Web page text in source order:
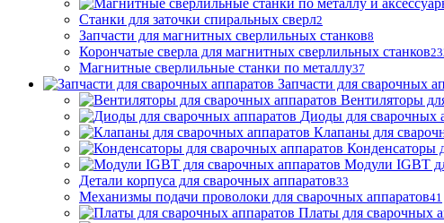
Станки для заточки спиральных сверл2
Запчасти для магнитных сверлильных станков8
Корончатые сверла для магнитных сверлильных станков
Магнитные сверлильные станки по металлу37
Запчасти для сварочных
Вентиляторы
Диоды для сварочных
Клапаны для
Конденсаторы
Модули IGBT
Детали корпуса для сварочных аппаратов33
Механизмы подачи проволоки для сварочных аппаратов41
Платы для сварочных